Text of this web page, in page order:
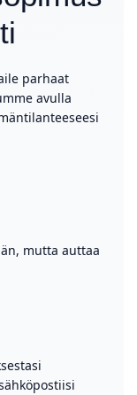
parhaat
avulla
mutta auttaa